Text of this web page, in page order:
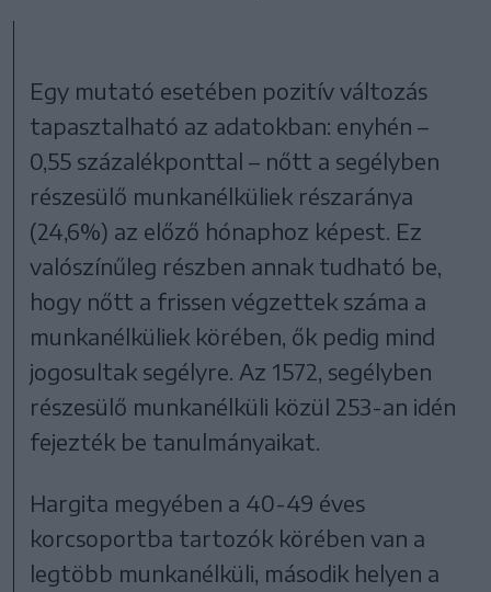
Egy mutató esetében pozitív változás
tapasztalható az adatokban: enyhén –
0,55 százalékponttal – nőtt a segélyben
részesülő munkanélküliek részaránya
(24,6%) az előző hónaphoz képest. Ez
valószínűleg részben annak tudható be,
hogy nőtt a frissen végzettek száma a
munkanélküliek körében, ők pedig mind
jogosultak segélyre. Az 1572, segélyben
részesülő munkanélküli közül 253-an idén
fejezték be tanulmányaikat.
Hargita megyében a 40-49 éves
korcsoportba tartozók körében van a
legtöbb munkanélküli, második helyen a